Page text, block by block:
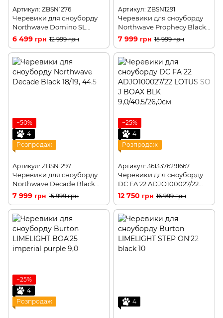
Артикул: ZBSN1276
Черевики для сноуборду
Northwave Domino SL
Black, 37.5
6 499 грн 12 999 грн
Артикул: ZBSN1291
Черевики для сноуборду
Northwave Prophecy Black
18/19, 42
7 999 грн 15 999 грн
−50%
4
Розпродаж
Артикул: ZBSN1297
Черевики для сноуборду
Northwave Decade Blаck
18/19, 41
7 999 грн 15 999 грн
−25%
4
Розпродаж
Артикул: 3613376291667
Черевики для сноуборду
DC FA 22 ADJO100027/22
LOTUS SO J BOAX BLK
6,5/37,5/23,5см
12 750 грн 16 999 грн
−25%
4
Розпродаж
4